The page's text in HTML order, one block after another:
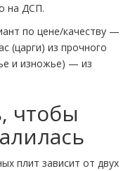
на ДСП.
по цене/качеству —
(царги) из прочного
и изножье) — из
чтобы
плит зависит от двух